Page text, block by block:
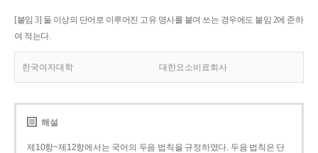
[붙임 3] 둘 이상의 단어로 이루어진 고유 명사를 붙여 쓰는 경우에도 붙임 2에 준하
여 적는다.
한국여자대학 대한요소비료회사
해설
제10항~제12항에서는 국어의 두음 법칙을 규정하였다. 두음 법칙은 단